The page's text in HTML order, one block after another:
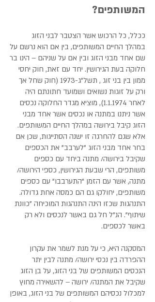
המשותפים?
ככלל, כל הרכוש אשר הצטבר לבני הזוג
במהלך החיים המשותפים, בין אם הוא נרשם על
שם אחד מבני הזוג ובין אם על שניהם – הינו בר
חלוקה בעת הגירושין. יחד עם זאת, חוק יחסי
ממון בין בני זוג , תשל"ג-1973 (חוק שחל אך
ורק על זוגות נשואים ושמועד חתונתם היה
לאחר 1.1.1974), מוציא מגדר החלוקה נכסים
אשר ניתנו במתנה או נכסים אשר אחד מבני
הזוג קיבל בירושה במהלך החיים המשותפים.
אלא שגם להחרגה זו ישנה הסתייגות, שכן אם
בחר אחד מבני הזוג "לערבב" את הכספים
שקיבל בירושה/ מתנה ביחד עם כספים
משותפים, הרי שבעת הגירושין, כספי הירושה/
מתנה, אשר עם הזמן "התערבבו" עם כספים
משותפים, יחולקו גם הם כמסה אחת גדולה.
התנהגות שכזו הינה התנהגות המוכיחה "כוונת
שיתוף". הנ"ל חל גם באשר לנכסים ולא רק
באשר לכספים.
המסקנה היא, כי על מנת לשמר את עקרון
ההפרדה בין נכסי ירושה/ מתנה לבין יתר
הנכסים המשותפים של בני הזוג, על בן הזוג
שקיבל את המתנה/ ירושה – להשאירה מחוץ
למכלול נכסיהם המשותפים של בני הזוג, באופן